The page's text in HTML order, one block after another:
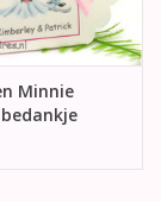
Minnie